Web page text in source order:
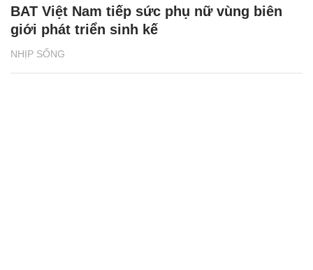
NHỊP SỐNG
BAT Việt Nam tiếp sức phụ nữ vùng biên
giới phát triển sinh kế